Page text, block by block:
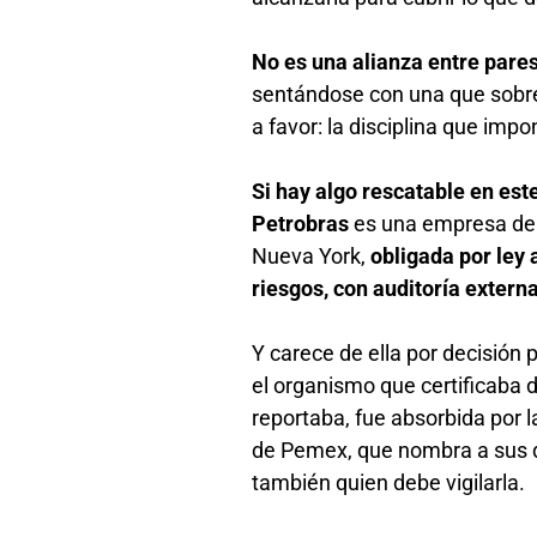
No es una alianza entre
sentándose con una que
a favor: la disciplina que
Si hay algo rescatable en
Petrobrases una empresa
Nueva York,obligada por ley
riesgos, con auditoría
Y carece de ella por decisión
el organismo que certificaba
reportaba, fue absorbida por
de Pemex, que nombra a
también quien debe vigilarla.